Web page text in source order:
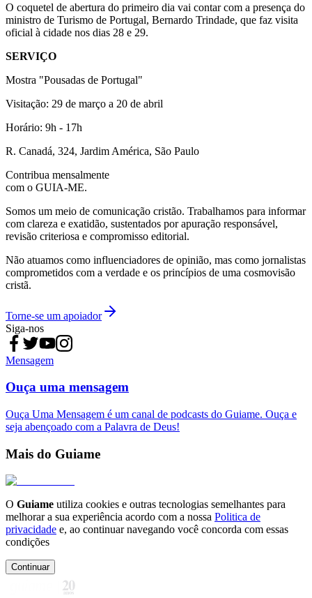
O coquetel de abertura do primeiro dia vai contar com a presença do
ministro de Turismo de Portugal, Bernardo Trindade, que faz visita
oficial à cidade nos dias 28 e 29.
SERVIÇO
Mostra "Pousadas de Portugal"
Visitação: 29 de março a 20 de abril
Horário: 9h - 17h
R. Canadá, 324, Jardim América, São Paulo
Contribua mensalmente
com o GUIA-ME.
Somos um meio de comunicação cristão. Trabalhamos para informar
com clareza e exatidão, sustentados por apuração responsável,
revisão criteriosa e compromisso editorial.
Não atuamos como influenciadores de opinião, mas como jornalistas
comprometidos com a verdade e os princípios de uma cosmovisão
cristã.
Torne-se um apoiador
Siga-nos
Mensagem
Ouça uma mensagem
Ouça Uma Mensagem é um canal de podcasts do Guiame. Ouça e
seja abençoado com a Palavra de Deus!
Mais do Guiame
O Guiame utiliza cookies e outras tecnologias semelhantes para
melhorar a sua experiência acordo com a nossa Politica de
privacidade e, ao continuar navegando você concorda com essas
condições
Continuar